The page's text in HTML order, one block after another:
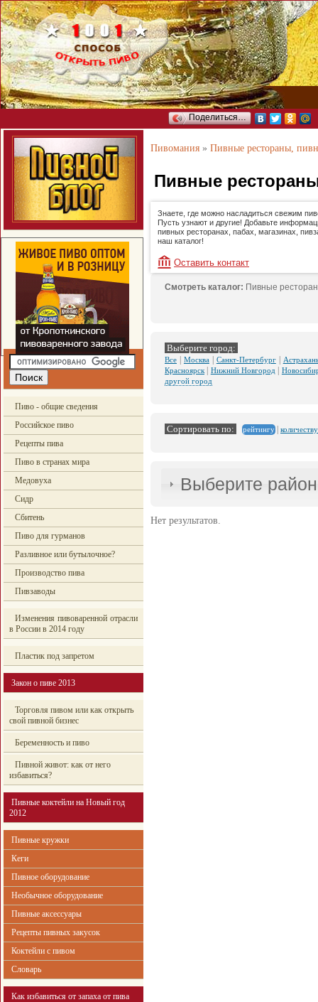
Поделиться…
Пиво - общие сведения
Российское пиво
Рецепты пива
Пиво в странах мира
Медовуха
Сидр
Сбитень
Пиво для гурманов
Разливное или бутылочное?
Производство пива
Пивзаводы
Изменения пивоваренной отрасли
в России в 2014 году
Пластик под запретом
Закон о пиве 2013
Торговля пивом или как открыть
свой пивной бизнес
Беременность и пиво
Пивной живот: как от него
избавиться?
Пивные коктейли на Новый год
2012
Пивные кружки
Кеги
Пивное оборудование
Необычное оборудование
Пивные аксессуары
Рецепты пивных закусок
Коктейли с пивом
Словарь
Как избавиться от запаха от пива
Пивомания » Пивные рестораны,
Пивные
Знаете, где можно насладиться свежим
Пусть узнают и другие! Добавьте
пивных ресторанах, пабах, магазинах,
наш каталог!
Оставить контакт
Смотреть каталог: Пивные
Выберите город:
Все Москва| Санкт-Петербург|
Красноярск| Нижний Новгород
другой город
Сортировать по: рейтингу|
Выберите
Нет результатов.